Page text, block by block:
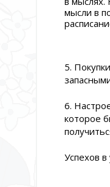
мысли в
5.
6.
которое
Успехов в